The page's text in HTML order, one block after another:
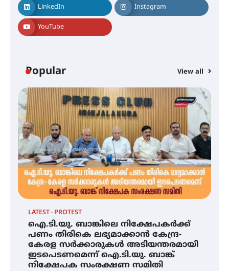
LinkedIn Instagram
YouTube
Popular View all
LATEST PROTEST
ഐ.ടി.യു. ബാങ്കിലെ നിക്ഷേപകർക്ക്
പണം തിരികെ ലഭ്യമാക്കാൻ കേന്ദ്ര-
കേരള സർക്കാരുകൾ അടിയന്തരമായി
ഇടപെടണമെന്ന് ഐ.ടി.യു. ബാങ്ക്
നിക്ഷേപക സംരക്ഷണ സമിതി
ശക്തമായ മഴ തുടരുന്നു – തൃശൂർ
ജില്ലയിൽ എല്ലാ വിദ്യാഭ്യാസ
സ്ഥാപനങ്ങൾക്കും ശനിയാഴ്ച
അവധി
എം.ജി. യൂണിവേഴ്‌സിറ്റിയിൽ നിന്ന്
ഡോക്ടറേറ്റ് നേടിയ എൻ. ആര്യ
ട്യുണീഷ്യൻ ചിത്രം ” ദി വോയിസ്
ഓഫ് ഹിന്ദ് റജബ് ” ഇരിങ്ങാലക്കുട
ഫിലിം സൊസൈറ്റി ആഗസ്റ്റ് 7
വെള്ളിയാഴ്ച സ്‌ക്രീൻ ചെയ്യുന്നു
സെന്റ് ജോസഫ്സ് കോളജ്
കോമേഴ്‌സ് അസോസിയേഷന്
ഐ.ടി.യു. ബാങ്കിലെ
നിക്ഷേപകർക്ക് പണം തിരികെ
ലഭ്യമാക്കാൻ കേന്ദ്ര-കേരള
സർക്കാരുകൾ അടിയന്തരമായി
ഇടപെടണമെന്ന് ഐ.ടി.യു. ബാങ്ക്